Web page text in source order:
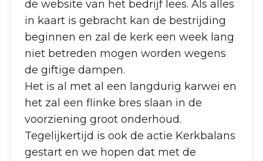
de website van het bedrijf lees. Als alles
in kaart is gebracht kan de bestrijding
beginnen en zal de kerk een week lang
niet betreden mogen worden wegens
de giftige dampen.
Het is al met al een langdurig karwei en
het zal een flinke bres slaan in de
voorziening groot onderhoud.
Tegelijkertijd is ook de actie Kerkbalans
gestart en we hopen dat met de